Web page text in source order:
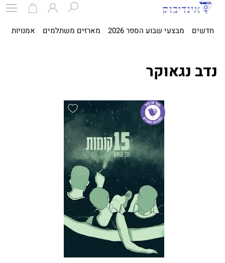
חדשים מבצעי שבוע הספר 2026 מארזים משתלמים אמנויות
נדב נגאוקר